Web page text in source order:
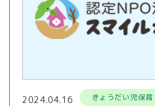
2024.04.16 きょうだい児保育